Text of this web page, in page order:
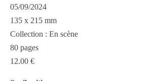
05/09/2024
135 x 215 mm
Collection : En scène
80 pages
12.00 €